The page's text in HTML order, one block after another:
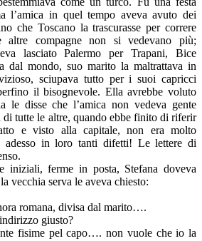
l’amica in quel tempo aveva avuto dei
che Toscano la trascurasse per correre
altre compagne non si vedevano più;
lasciato Palermo per Trapani, Bice
dal mondo, suo marito la maltrattava in
sciupava tutto per i suoi capricci
il bisognevole. Ella avrebbe voluto
le disse che l’amica non vedeva gente
tutte le altre, quando ebbe finito di riferir
e visto alla capitale, non era molto
adesso in loro tanti difetti! Le lettere di
iniziali, ferme in posta, Stefana doveva
vecchia serva le aveva chiesto:
romana, divisa dal marito….
giusto?
fisime pel capo…. non vuole che io la